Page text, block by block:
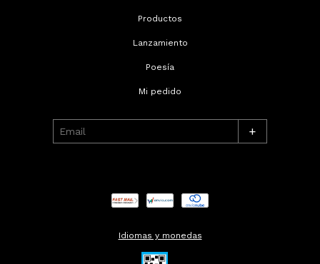
Productos
Lanzamiento
Poesía
Mi pedido
+
Idiomas y monedas